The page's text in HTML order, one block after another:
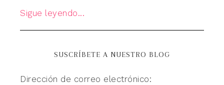
Sigue leyendo...
SUSCRÍBETE A NUESTRO BLOG
Dirección de correo electrónico: